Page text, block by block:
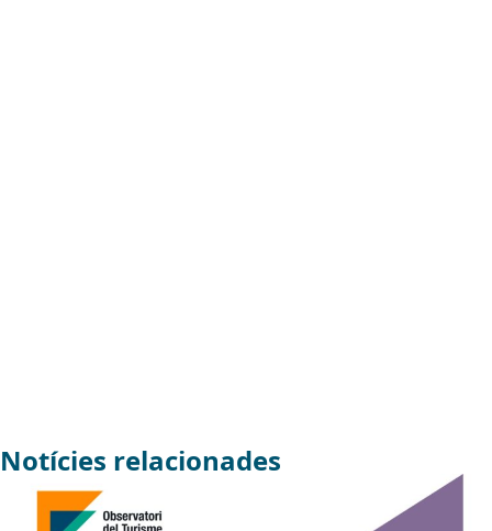
Notícies relacionades